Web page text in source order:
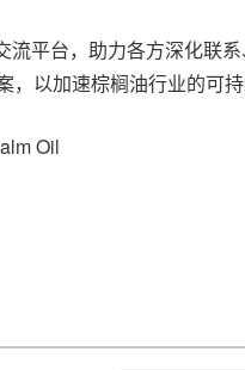
平台，助力各方深化联
以加速棕榈油行业的可
Oil